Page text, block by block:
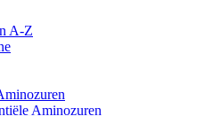
A-Z
Aminozuren